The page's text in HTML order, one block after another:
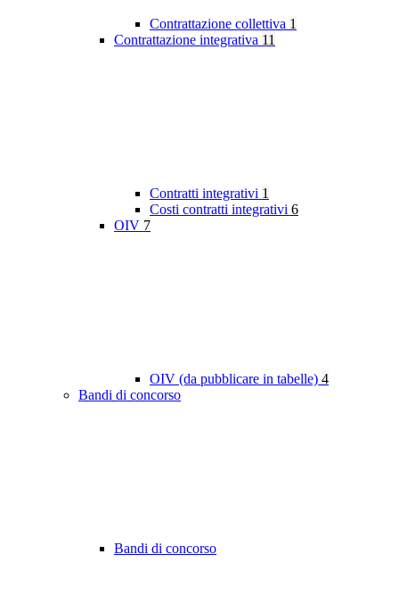
Contrattazione collettiva 1
Contrattazione integrativa 11
Contratti integrativi 1
Costi contratti integrativi 6
OIV 7
OIV (da pubblicare in tabelle) 4
Bandi di concorso
Bandi di concorso